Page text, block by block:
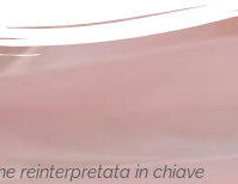
per la vostra